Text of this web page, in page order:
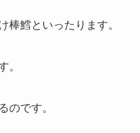
棒鱈といったります。
。
のです。